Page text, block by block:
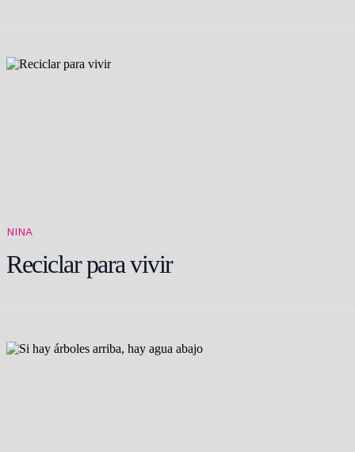
NINA
Reciclar para vivir